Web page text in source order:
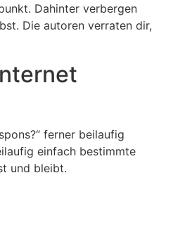
Dahinter verbergen
Die autoren verraten dir,
ferner beilaufig
einfach bestimmte
und bleibt.